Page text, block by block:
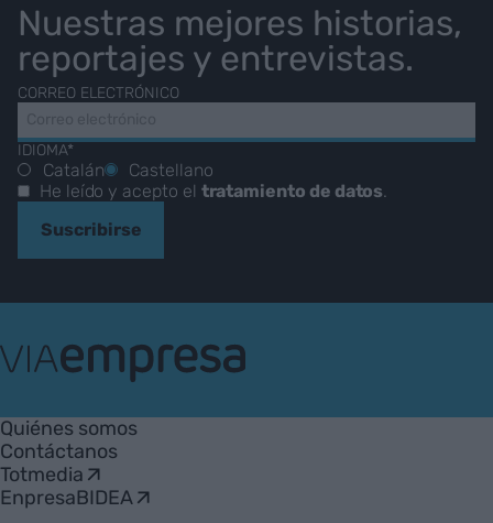
Nuestras mejores historias,
reportajes y entrevistas.
CORREO ELECTRÓNICO
IDIOMA*
Catalán
Castellano
He leído y acepto el tratamiento de datos
Suscribirse
Empresa
Quiénes somos
Contáctanos
Totmedia
EnpresaBIDEA